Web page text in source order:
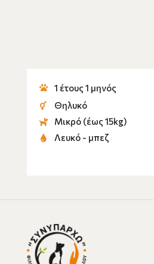
1 έτους 1 μηνός
Θηλυκό
Μικρό (έως 15kg)
Λευκό - μπεζ